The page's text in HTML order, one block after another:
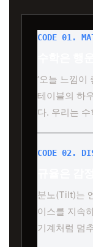
CODE 01.
‘오늘 느낌이
테이블의 하
다. 우리는
CODE 02.
분노(Tilt)는
이스를 지속
기계처럼 멈